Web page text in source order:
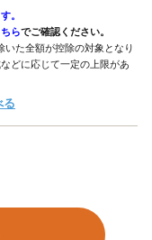
。
らでご確認ください。
た全額が控除の対象となり
どに応じて一定の上限があ
る